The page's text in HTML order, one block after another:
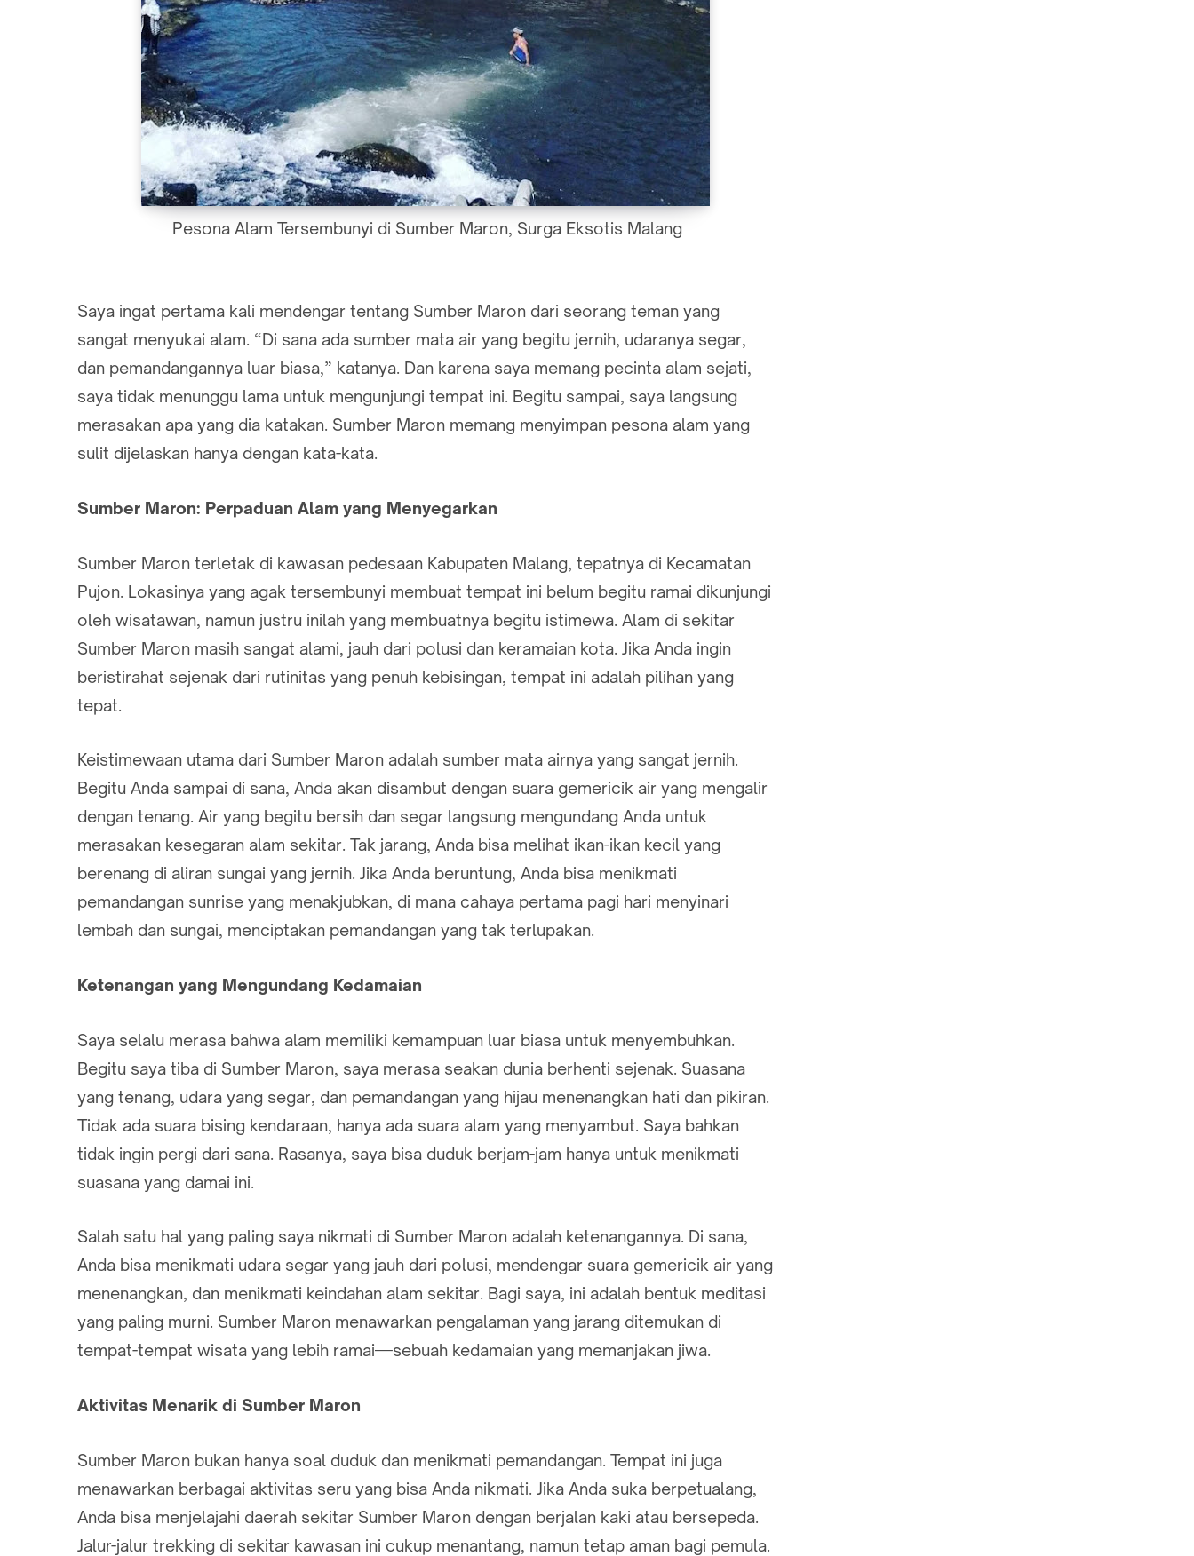
Pesona Alam Tersembunyi di Sumber Maron, Surga Eksotis Malang
Saya ingat pertama kali mendengar tentang Sumber Maron dari seorang teman yang
sangat menyukai alam. “Di sana ada sumber mata air yang begitu jernih, udaranya segar,
dan pemandangannya luar biasa,” katanya. Dan karena saya memang pecinta alam sejati,
saya tidak menunggu lama untuk mengunjungi tempat ini. Begitu sampai, saya langsung
merasakan apa yang dia katakan. Sumber Maron memang menyimpan pesona alam yang
sulit dijelaskan hanya dengan kata-kata.
Sumber Maron: Perpaduan Alam yang Menyegarkan
Sumber Maron terletak di kawasan pedesaan Kabupaten Malang, tepatnya di Kecamatan
Pujon. Lokasinya yang agak tersembunyi membuat tempat ini belum begitu ramai dikunjungi
oleh wisatawan, namun justru inilah yang membuatnya begitu istimewa. Alam di sekitar
Sumber Maron masih sangat alami, jauh dari polusi dan keramaian kota. Jika Anda ingin
beristirahat sejenak dari rutinitas yang penuh kebisingan, tempat ini adalah pilihan yang
tepat.
Keistimewaan utama dari Sumber Maron adalah sumber mata airnya yang sangat jernih.
Begitu Anda sampai di sana, Anda akan disambut dengan suara gemericik air yang mengalir
dengan tenang. Air yang begitu bersih dan segar langsung mengundang Anda untuk
merasakan kesegaran alam sekitar. Tak jarang, Anda bisa melihat ikan-ikan kecil yang
berenang di aliran sungai yang jernih. Jika Anda beruntung, Anda bisa menikmati
pemandangan sunrise yang menakjubkan, di mana cahaya pertama pagi hari menyinari
lembah dan sungai, menciptakan pemandangan yang tak terlupakan.
Ketenangan yang Mengundang Kedamaian
Saya selalu merasa bahwa alam memiliki kemampuan luar biasa untuk menyembuhkan.
Begitu saya tiba di Sumber Maron, saya merasa seakan dunia berhenti sejenak. Suasana
yang tenang, udara yang segar, dan pemandangan yang hijau menenangkan hati dan pikiran.
Tidak ada suara bising kendaraan, hanya ada suara alam yang menyambut. Saya bahkan
tidak ingin pergi dari sana. Rasanya, saya bisa duduk berjam-jam hanya untuk menikmati
suasana yang damai ini.
Salah satu hal yang paling saya nikmati di Sumber Maron adalah ketenangannya. Di sana,
Anda bisa menikmati udara segar yang jauh dari polusi, mendengar suara gemericik air yang
menenangkan, dan menikmati keindahan alam sekitar. Bagi saya, ini adalah bentuk meditasi
yang paling murni. Sumber Maron menawarkan pengalaman yang jarang ditemukan di
tempat-tempat wisata yang lebih ramai—sebuah kedamaian yang memanjakan jiwa.
Aktivitas Menarik di Sumber Maron
Sumber Maron bukan hanya soal duduk dan menikmati pemandangan. Tempat ini juga
menawarkan berbagai aktivitas seru yang bisa Anda nikmati. Jika Anda suka berpetualang,
Anda bisa menjelajahi daerah sekitar Sumber Maron dengan berjalan kaki atau bersepeda.
Jalur-jalur trekking di sekitar kawasan ini cukup menantang, namun tetap aman bagi pemula.